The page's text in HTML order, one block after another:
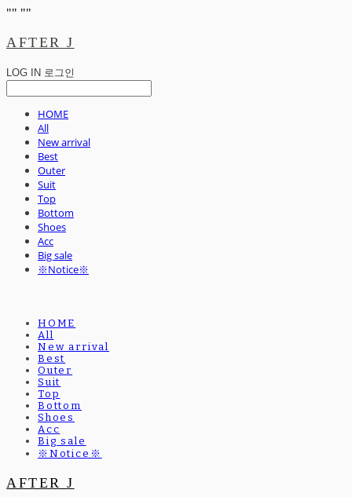
"" ""
AFTER J
LOG IN 로그인
HOME
All
New arrival
Best
Outer
Suit
Top
Bottom
Shoes
Acc
Big sale
※Notice※
HOME
All
New arrival
Best
Outer
Suit
Top
Bottom
Shoes
Acc
Big sale
※Notice※
AFTER J